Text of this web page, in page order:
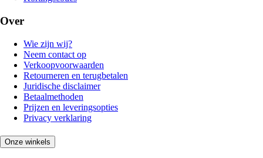
Over
Wie zijn wij?
Neem contact op
Verkoopvoorwaarden
Retourneren en terugbetalen
Juridische disclaimer
Betaalmethoden
Prijzen en leveringsopties
Privacy verklaring
Onze winkels